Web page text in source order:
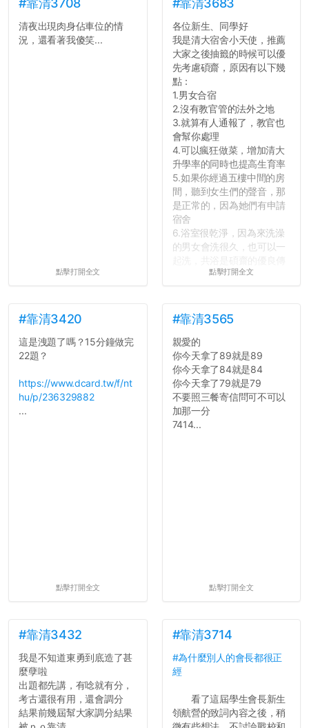
#靠清3708
清夜出現肉身佔車位的情
況，還看著我傻笑...
點擊打開全文
#靠清3683
各位新生、同學好
我是清大宿舍小天使，推薦
大家之後抽籤的時候可以優
先考慮碩齋，原因有以下幾
點：
1.男女合宿
2.沒有教官管的法外之地
3.就算有人通報了，教官也
會幫你處理
4.可以瘋狂做菜，增加清大
升學率的同時也提高生育率
5.如果你經過五樓中間的房
間，聽到女生們的聲音，那
是正常的，因為她們有申請
宿舍
6.浴室很乾淨，因為來洗澡
的男女會洗很久，也可以一
舍房間，都歡迎留言讓我知
道...
點擊打開全文
#靠清3420
這是洩題了嗎？15分鐘做完
22題？
https://www.dcard.tw/f/nt
hu/p/236329882
...
點擊打開全文
#靠清3565
親愛的
你今天拿了89就是89
你今天拿了84就是84
你今天拿了79就是79
不要照三餐寄信問可不可以
加那一分
7414...
點擊打開全文
#靠清3432
我是不知道東勇到底造了甚
麼孽啦
出題都先講，有唸就有分，
考古還很有用，還會調分
結果前幾屆幫大家調分結果
#靠清3714
#為什麼別人的會長都很正
經
看了這屆學生會長新生
領航營的致詞內容之後，稍